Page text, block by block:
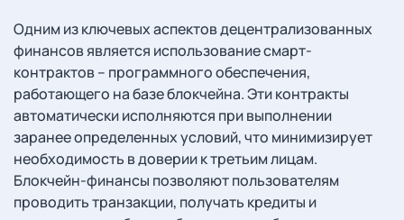
Одним из ключевых аспектов децентрализованных
финансов является использование смарт-
контрактов – программного обеспечения,
работающего на базе блокчейна. Эти контракты
автоматически исполняются при выполнении
заранее определенных условий, что минимизирует
необходимость в доверии к третьим лицам.
Блокчейн-финансы позволяют пользователям
проводить транзакции, получать кредиты и